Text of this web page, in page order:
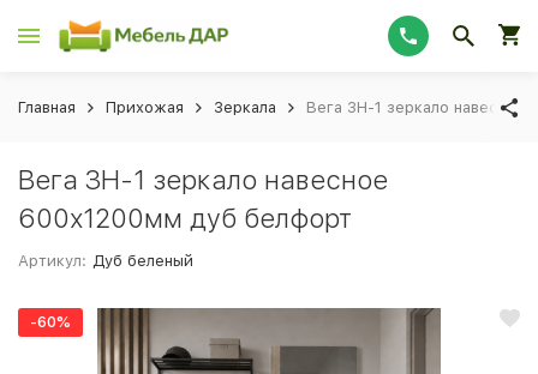
Главная Прихожая Зеркала Вега ЗН-1 зеркало
Вега ЗН-1 зеркало навесное
600х1200мм дуб белфорт
Артикул: Дуб беленый
-60%